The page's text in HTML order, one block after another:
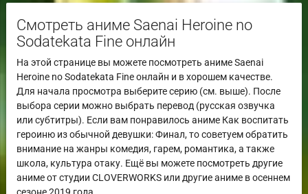
Смотреть аниме Saenai Heroine no
Sodatekata Fine онлайн
На этой странице вы можете посмотреть аниме Saenai
Heroine no Sodatekata Fine онлайн и в хорошем качестве.
Для начала просмотра выберите серию (см. выше). После
выбора серии можно выбрать перевод (русская озвучка
или субтитры). Если вам понравилось аниме Как воспитать
героиню из обычной девушки: Финал, то советуем обратить
внимание на жанры комедия, гарем, романтика, а также
школа, культура отаку. Ещё вы можете посмотреть другие
аниме от студии CLOVERWORKS или другие аниме в осеннем